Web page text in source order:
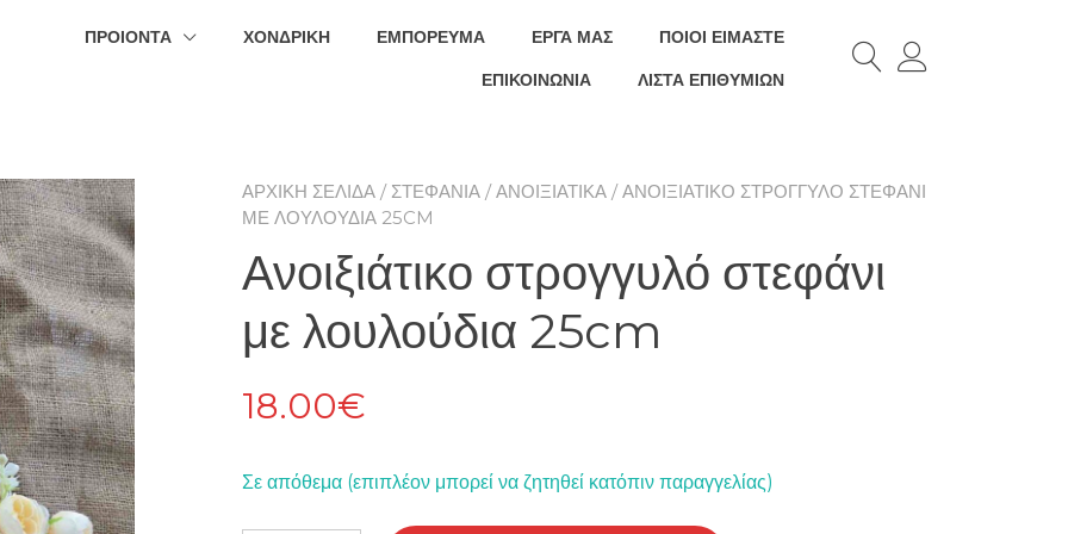
ΠΡΟΙΟΝΤΑ ΧΟΝΔΡΙΚΉ ΕΜΠΌΡΕΥΜΑ ΕΡΓΑ ΜΑΣ
ΠΟΙΟΊ ΕΊΜΑΣΤΕ
ΕΠΙΚΟΙΝΩΝΊΑ
ΛΊΣΤΑ ΕΠΙΘΥΜΙΏΝ
ΑΡΧΙΚΉ ΣΕΛΊΔΑ / ΣΤΕΦΆΝΙΑ /ΑΝΟΙΞΙΆΤΙΚΑ / ΑΝΟΙΞΙΆΤΙΚΟ ΣΤΡΟΓΓΥΛΌ ΣΤΕΦΆΝΙ
ΜΕ ΛΟΥΛΟΎΔΙΑ 25CM
Ανοιξιάτικο στρογγυλό στεφάνι
με λουλούδια 25cm
18.00€
Σε απόθεμα (επιπλέον μπορεί να ζητηθεί κατόπιν παραγγελίας)